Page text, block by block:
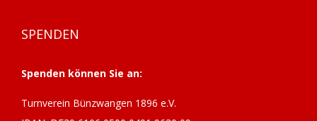
SPENDEN
Spenden können Sie an:
Turnverein Bünzwangen 1896 e.V.